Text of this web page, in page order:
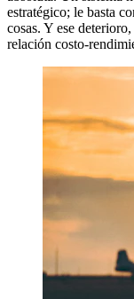
estratégico; le basta
cosas. Y ese
relación costo-